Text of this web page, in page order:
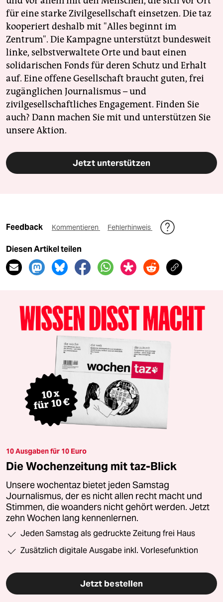
für eine starke Zivilgesellschaft einsetzen. Die taz
kooperiert deshalb mit "Alles beginnt im
Zentrum". Die Kampagne unterstützt bundesweit
linke, selbstverwaltete Orte und baut einen
solidarischen Fonds für deren Schutz und Erhalt
auf. Eine offene Gesellschaft braucht guten, frei
zugänglichen Journalismus – und
zivilgesellschaftliches Engagement. Finden Sie
auch? Dann machen Sie mit und unterstützen Sie
unsere Aktion.
Jetzt unterstützen
Feedback Kommentieren Fehlerhinweis
Diesen Artikel teilen
10 Ausgaben für 10 Euro
Die Wochenzeitung mit taz-Blick
Unsere wochentaz bietet jeden Samstag
Journalismus, der es nicht allen recht macht und
Stimmen, die woanders nicht gehört werden. Jetzt
zehn Wochen lang kennenlernen.
Jeden Samstag als gedruckte Zeitung frei Haus
Zusätzlich digitale Ausgabe inkl. Vorlesefunktion
Jetzt bestellen